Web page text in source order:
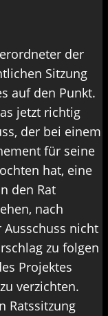
der
Sitzung
auf den Punkt.
jetzt richtig
der bei einem
für seine
hat, eine
den Rat
nach
nicht
zu folgen
Projektes
verzichten.
Ratssitzung